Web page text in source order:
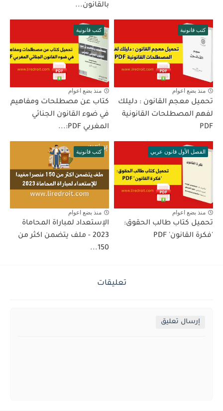
بالقانون...
كتب قانونية
منذ بضع اعوام
تحميل معجم القانون : دليلك
لفهم المصطلحات القانونية
PDF
كتب قانونية
منذ بضع اعوام
كتاب عن مصطلحات ومفاهيم
في ضوء القانون الجنائي
المغربي PDF:...
الفصل الأول قانون عربي
منذ بضع اعوام
تحميل كتاب طالب الحقوق:
'فكرة القانون' PDF
كتب قانونية
منذ بضع اعوام
الإستعداد لمباراة المحاماة
2023 - ملف يتضمن اكثر من
150...
تعليقات
إرسال تعليق